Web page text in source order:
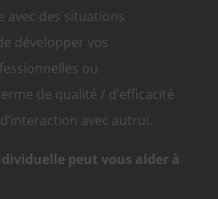
avec des situations
développer vos
ou
de qualité / d’efficacité
avec autrui.
peut vous aider à